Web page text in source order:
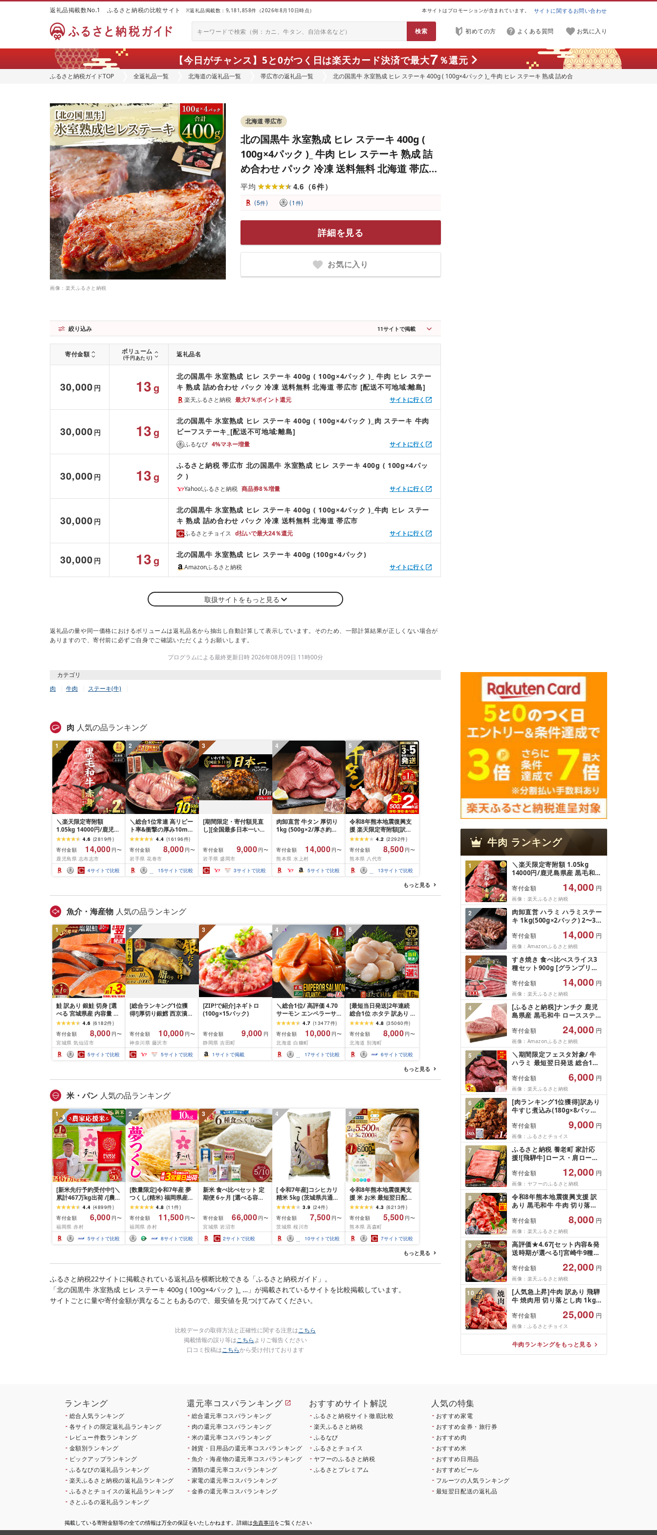
返礼品掲載数No.1 ふるさと納税の比較サイト ※返礼品掲載数：9,181,858件（2026年8月10日時点） 本サイトはプロモーションが含まれています。 サイトに関するお問い合わせ
初めての方 よくある質問 お気に入り
【今日がチャンス】 5と0がつく日は楽天カード決済で最大7％還元
ふるさと納税ガイドTOP 全返礼品一覧 北海道の返礼品一覧 帯広市の返礼品一覧
北の国黒牛 氷室熟成 ヒレ ステーキ 400g ( 100g×4パック )_ 牛肉 ヒレ ステーキ 熟成 詰め合
画像：楽天ふるさと納税
北海道 帯広市
北の国黒牛 氷室熟成 ヒレ ステーキ 400g (
100g×4パック )_ 牛肉 ヒレ ステーキ 熟成 詰
め合わせ パック 冷凍 送料無料 北海道 帯広市
[配送不可地域:離島]
平均 4.6 （6件）
(5件) (1 件)
詳細を見る
お気に入り
絞り込み 11サイトで掲載
寄付金額 ボリューム
(千円あたり) 返礼品名
30,000 円 13g
楽天ふるさと納税
北の国黒牛 氷室熟成 ヒレ ステーキ 400g ( 100g×4パック )_ 牛肉 ヒレ ステー
キ 熟成 詰め合わせ パック 冷凍 送料無料 北海道 帯広市 [配送不可地域:離島]
最大7％ポイント還元 サイトに行く
30,000 円 13g
ふるなび
北の国黒牛 氷室熟成 ヒレ ステーキ 400g ( 100g×4パック )_肉 ステーキ 牛肉
ビーフステーキ_[配送不可地域:離島]
4%マネー増量 サイトに行く
30,000 円 13g
Yahoo!ふるさと納税
ふるさと納税 帯広市 北の国黒牛 氷室熟成 ヒレ ステーキ 400g ( 100g×4パッ
ク )
商品券8％増量 サイトに行く
30,000 円
ふるさとチョイス
北の国黒牛 氷室熟成 ヒレ ステーキ 400g ( 100g×4パック )_牛肉 ヒレ ステー
キ 熟成 詰め合わせ パック 冷凍 送料無料 北海道 帯広市
d払いで最大24％還元 サイトに行く
30,000 円 13g Amazonふるさと納税
北の国黒牛 氷室熟成 ヒレ ステーキ 400g (100g×4パック)
サイトに行く
取扱サイトをもっと見る
返礼品の量や同一価格におけるボリュームは返礼品名から抽出し自動計算して表示しています。そのため、一部計算結果が正しくない場合が
ありますので、寄付前に必ずご自身でご確認いただくようお願いします。
プログラムによる最終更新日時 2026年08月09日 11時00分
カテゴリ
肉
牛肉 ステーキ(牛)
肉 人気の品ランキング
1
＼楽天限定寄附額
1.05kg 14000円/鹿児島
県産 黒毛和牛 牛肉 赤身
モモ ウデ (スライス or
焼肉)[計1kg~2.1kg / 定
期便 全3回] すき焼き し
ゃぶしゃぶ 国産 肉 国産
牛 お肉 モモ肉 牛しゃぶ
4.6 (2819件)
寄付金額
14,000 円〜
鹿児島県 志布志市
4サイトで比較
2
＼総合1位常連 高リピー
ト率&衝撃の厚み10mm
厚切り牛タン 塩味/ ≪ス
ピード発送!!10営業日以
内発送≫ 選べる内容量
500g / 1kg 定期便 毎月
届く 牛肉 肉 BBQ ふるさ
と 人気 ランキング 岩手
4.4 (16196件)
寄付金額
8,000 円〜
岩手県 花巻市
15サイトで比較
3
[期間限定・寄付額見直
し][全国最多日本一いわ
1.5kg(150g×10個) いわ
て牛 × 岩中豚 ハンバー
グ 合挽き 合い挽き 黒毛
和牛 人気 冷凍 個包装 小
分け 冷凍 牛肉 豚肉 和牛
岡 shikoku001k
寄付金額 9,000 円〜
岩手県 盛岡市
3サイトで比較
4
肉卸直営 牛タン 厚切り
1kg (500g×2/厚さ約
牛肉 焼肉 冷凍 スライス
業務用 バーベキュー
BBQ おつまみ ギフト お
祝い お中元 夏ギフト
寄付金額 14,000 円〜
熊本県 水上村
5サイトで比較
5
令和8年熊本地震復興支
援 楽天限定寄附額[訳あ
り]牛タン 500g〜2kg 肉
牛肉 訳あり 牛タン 冷凍
小分け 厚切り 薄切り 食
べ比べ 500g 1kg 1.5kg
2kg 牛 人気 ビーフ 牛た
ん ふるさと納税 ランキ
ング スピード発送 送料
4.2 (2292件)
寄付金額
8,500 円〜
熊本県 八代市
13サイトで比較
もっと見る
魚介・海産物 人気の品ランキング
1
鮭 訳あり 銀鮭 切身 [選
べる 宮城県産 内容量 発
送回数 発送月] [宮城東洋
宮城県 気仙沼市
20566318] 宮城県産 海
鮮 訳アリ 規格外 不揃い
さけ サケ 鮭切身 シャケ
切り身 冷凍 家庭用 おか
4.6 (6182件)
寄付金額
8,000 円〜
宮城県 気仙沼市
5サイトで比較
2
[総合ランキング1位獲
得!]厚切り銀鱈 西京漬け
約 1,000g (約 100g × 10
切) 西京味噌 西京みそ 味
噌漬け みそ 味噌 鮮魚 魚
介 銀だら 銀ダラ ギンダ
ラ ぎんだら 鱈 タラ 魚
礼品 おかず おつまみ お
酒のあて 家計応援
10000円 魚喜 神奈川 湘
南 藤沢
寄付金額 10,000 円〜
神奈川県 藤沢市
5サイトで比較
3
[ZIP!で紹介]ネギトロ
(100g×15パック)
寄付金額 9,000 円
静岡県 吉田町
1サイトで掲載
4
＼総合1位/ 高評価 4.70
サーモン エンペラーサ
ーモン 900g アトランテ
ィック 800g/1.6kg 小分
け 訳あり ふるさと納税
刺身 ふるさと 納税 鮭 冷
凍 さけ サケ 海鮮 魚 生
食サーモン 人気 ランキ
4.7 (13477件)
寄付金額
10,000 円〜
北海道 白糠町
17サイトで比較
5
[最短当日発送]2年連続
総合1位 ホタテ 訳あり (
ふるさと納税 ほたて ふ
るさと納税 訳あり 帆立
ふるさと わけあり ホタ
テ貝柱 貝 人気 不揃い 刺
身 規格外 魚介 ランキン
グ 海鮮 冷凍 発送時期が
選べる 北海道 別海町 )
4.8 (35060件)
寄付金額
8,000 円〜
北海道 別海町
6サイトで比較
もっと見る
米・パン 人気の品ランキング
1
[新米先行予約受付中!]＼
累計467万kg出荷 /[農家
応援米]訳あり 令和7年産
令和8年産ふくきらり 夢
つくし 5kg 10kg 15kg
20kg [選べる品種・内容
量・出荷時期]複数原料
米 白米 精米 国産 限定
4.4 (4899件)
寄付金額
6,000 円〜
福岡県 赤村
5サイトで比較
2
[数量限定]令和7年産 夢
つくし(精米) 福岡県産ブ
ランド米 10kg (品
番:3X11R7)
4.8 (11件)
寄付金額
11,500 円〜
福岡県 赤村
8サイトで比較
3
新米 食べ比べセット 定
期便 6ヶ月 [選べる容量]
ん つきあかり つや姫 に
じのきらめき だて正夢
ひとめぼれ ササニシキ
セット 銘柄米 味比べ バ
リエーション お楽しみ
寄付金額 66,000 円〜
宮城県 岩沼市
2サイトで比較
4
[ 令和7年産]コシヒカリ
精米 5kg (茨城県共通返
礼品 かすみがうら市) 米
ごはん もっちり 甘い コ
メ お米 白米
3.9 (24件)
寄付金額
7,500 円〜
茨城県 桜川市
10サイトで比較
5
令和8年熊本地震復興支
援 米 お米 最短翌日配送
高評価★4.33 令和7年産
阿蘇だわら 選べる 容量
回数 ( 2kg〜20kg / 無洗
米・精米・玄米・プレミ
アム / 1〜12回 ) TVで紹
介 話題 最強配送 R7 熊
本県 高森町 白米 ブレン
4.3 (6213件)
寄付金額
5,500 円〜
熊本県 高森町
7サイトで比較
もっと見る
ふるさと納税22サイトに掲載されている返礼品を横断比較できる「ふるさと納税ガイド」。
「北の国黒牛 氷室熟成 ヒレ ステーキ 400g ( 100g×4パック )_ …」が掲載されているサイトを比較掲載しています。
サイトごとに量や寄付金額が異なることもあるので、最安値を見つけてみてください。
比較データの取得方法と正確性に関する注意はこちら
掲載情報の誤り等はこちらよりご報告ください
口コミ投稿はこちらから受け付けております
牛肉 ランキング
1
＼楽天限定寄附額 1.05kg
14000円/鹿児島県産 黒毛和牛
or 焼肉)[計1kg~2.1kg / 定期
便 全3回] すき焼き しゃぶし
ゃぶ 国産 肉 国産牛 お肉 モモ
肉 牛しゃぶ 薄切り 冷凍 小分
け ランキング 人気 BBQ [ナ
ンチク]
寄付金額 14,000 円
画像：楽天ふるさと納税
2
肉卸直営 ハラミ ハラミステー
キ 1kg(500g×2パック) 2〜3
切りハラミ 肉 牛肉 [肉卸厳選
究極の多汁感 極厚ハラミステ
ーキ1kg] (1kg, 1, キログラ
ム)
寄付金額 14,000 円
画像：Amazonふるさと納税
3
すき焼き 食べ比べスライス3
種セット900g [グランプリ受
カタ 牛肉 鉄板焼肉 焼きしゃ
ぶ すき焼き肉 [14-10a]リピー
ター続出!! 肉ランキング
寄付金額 14,000 円
画像：楽天ふるさと納税
4
[ふるさと納税]ナンチク 鹿児
島県産 黒毛和牛 ロースステー
寄付金額 24,000 円
画像：Amazonふるさと納税
5
＼期間限定フェスタ対象/ 牛
ハラミ 最短翌日発送 総合1位
300g〜3kg 数量限定 王道 赤
タレ 極旨 黒ダレ トマトガー
リック 食べ比べ 味付け タレ
焼肉 小分け 冷凍 ハラミ 牛タ
ンセット 選べる発送月 泉佐野
市 送料無料
寄付金額 6,000 円
画像：楽天ふるさと納税
6
[肉ランキング1位獲得]訳あり
牛すじ煮込み(180g×8パック)
分け レンジ 牛すじ 牛すじ肉
冷凍 簡単調理 惣菜 おかず お
つまみ 人気 温めるだけ 白米
のおかず ぎゅうすじにこみ ギ
ュウスジニコミ 父の日 うどん
おでん ビールのお供 酒の肴
晩酌 お弁当 居酒屋の味
Gyusuji nikomi Beef
tendon stew 熊本県 湯前町
寄付金額 9,000 円
画像：ふるさとチョイス
7
ふるさと納税 養老町 家計応
援![飛騨牛]ロース・肩ロース
ぶしゃぶ) 岐阜県産 黒毛和牛
寄付金額 12,000 円
画像：ヤフーのふるさと納税
8
令和8年熊本地震復興支援 訳
あり 黒毛和牛 牛肉 切り落と
1.2kg くまもと黒毛和牛[選べ
る内容量・発送月] 霜降り 部
位ミックス 毎月数量限定 限定
国産牛 ブランド牛 国産 黒毛
和牛 お肉
寄付金額 8,000 円
画像：楽天ふるさと納税
9
高評価★4.67[セット内容&発
送時期が選べる!]宮崎牛9種盛
67g/各200g/各400g 約
200g×3P/約600g×3P/約
600g×3P×2 たれ付き お中元
夏ギフト 特急便あり 送料無料
宮崎県都城市]
寄付金額 22,000 円
画像：楽天ふるさと納税
10
[人気急上昇]牛肉 訳あり 飛騨
牛 焼肉用 切り落とし肉 1kg
り落とし 切落し 牛肉 肉 バー
ベキュー BBQ セット 和牛 焼
肉 部位おまかせ ごちそう 贅
沢飛騨牛 JA ひだ 大容量 人気
おすすめ アウトドア 国産 冷
寄付金額 25,000 円
画像：ふるさとチョイス
牛肉ランキングをもっと見る
ランキング
総合人気ランキング
各サイトの限定返礼品ランキング
レビュー件数ランキング
金額別ランキング
ピックアップランキング
ふるなびの返礼品ランキング
楽天ふるさと納税の返礼品ランキング
ふるさとチョイスの返礼品ランキング
さとふるの返礼品ランキング
還元率コスパランキング
総合還元率コスパランキング
肉の還元率コスパランキング
米の還元率コスパランキング
雑貨・日用品の還元率コスパランキング
魚介・海産物の還元率コスパランキング
酒類の還元率コスパランキング
家電の還元率コスパランキング
金券の還元率コスパランキング
おすすめサイト解説
ふるさと納税サイト徹底比較
楽天ふるさと納税
ふるなび
ふるさとチョイス
ヤフーのふるさと納税
ふるさとプレミアム
人気の特集
おすすめ家電
おすすめ金券・旅行券
おすすめ肉
おすすめ米
おすすめ日用品
おすすめビール
フルーツの人気ランキング
最短翌日配送の返礼品
掲載している寄附金額等の全ての情報は万全の保証をいたしかねます。詳細は免責事項をご覧ください